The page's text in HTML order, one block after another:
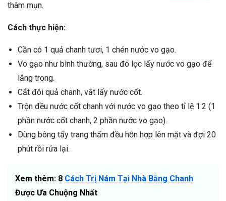
thâm mụn.
Cách thực hiện:
Cần có 1 quả chanh tươi, 1 chén nước vo gạo.
Vo gạo như bình thường, sau đó lọc lấy nước vo gạo để
lắng trong.
Cắt đôi quả chanh, vắt lấy nước cốt.
Trộn đều nước cốt chanh với nước vo gạo theo tỉ lệ 1:2 (1
phần nước cốt chanh, 2 phần nước vo gạo).
Dùng bông tẩy trang thấm đều hỗn hợp lên mặt và đợi 20
phút rồi rửa lại.
Xem thêm: 8 Cách Trị Nám Tại Nhà Bằng Chanh
Được Ưa Chuộng Nhất